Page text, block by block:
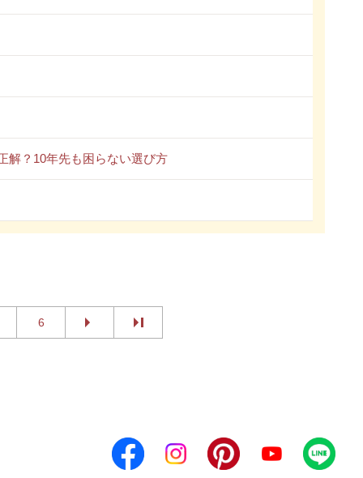
解？10年先も困らない選び方
6